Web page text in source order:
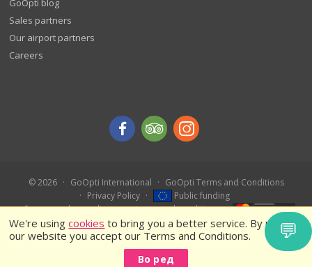
We're usingcookies to bring you a better service. By using
our website you accept our Terms and Conditions.
Во ред
GoOpti blog
Sales partners
Our airport partners
Careers
© 2026 GoOpti International
GoOpti Terms and Conditions
Privacy Policy
Public funding
Rate us and get a discount - terms and conditions
💬